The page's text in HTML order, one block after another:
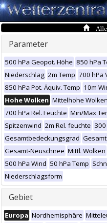
Alle
Parameter
500 hPa Geopot. Höhe 850 hPa
Niederschlag 2m Temp 700 hPa
850 hPa Pot. Äquiv. Temp 10m
Hohe Wolken Mittelhohe Wolken
700 hPa Rel. Feuchte Min/Max
Spitzenwind 2m Rel. feuchte
Gesamtbedeckungsgrad
Gesamt-Neuschnee Mittl. Wolken
500 hPa Wind 50 hPa Temp
Niederschlagsform
Gebiet
Europa Nordhemisphäre